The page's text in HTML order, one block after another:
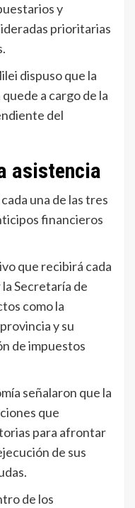
y
prioritarias
dispuso que la
a cargo de la
del
asistencia
una de las tres
financieros
que recibirá cada
Secretaría de
como la
y su
de impuestos
señalaron que la
que
para afrontar
de sus
de los